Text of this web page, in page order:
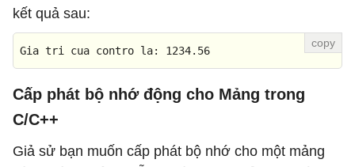
kết quả sau:
Gia tri cua contro la: 1234.56
Cấp phát bộ nhớ động cho Mảng trong
C/C++
Giả sử bạn muốn cấp phát bộ nhớ cho một mảng